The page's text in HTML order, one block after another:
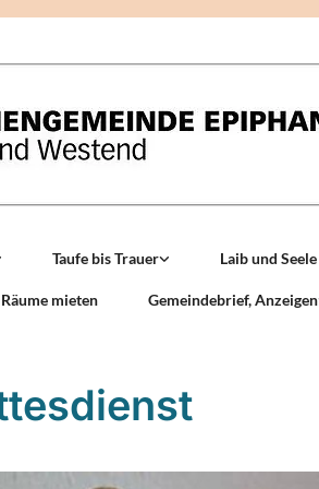
Taufe bis Trauer Laib und Seele
Räume mieten Gemeindebrief, Anzeigen